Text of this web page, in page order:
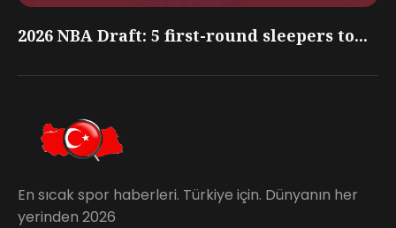
2026 NBA Draft: 5 first-round sleepers to...
En sıcak spor haberleri. Türkiye için. Dünyanın her
yerinden 2026